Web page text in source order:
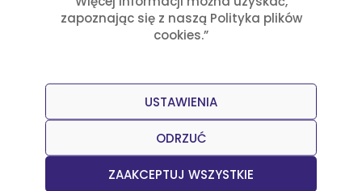
zapoznając się z naszą Polityka plików
cookies.”
ZAAKCEPTUJ WSZYSTKIE
ODRZUĆ
USTAWIENIA